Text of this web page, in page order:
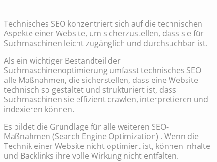
Technisches SEO konzentriert sich auf die technischen
Aspekte einer Website, um sicherzustellen, dass sie für
Suchmaschinen leicht zugänglich und durchsuchbar ist.
Als ein wichtiger Bestandteil der
Suchmaschinenoptimierung umfasst technisches SEO
alle Maßnahmen, die sicherstellen, dass eine Website
technisch so gestaltet und strukturiert ist, dass
Suchmaschinen sie effizient crawlen, interpretieren und
indexieren können.
Es bildet die Grundlage für alle weiteren SEO-
Maßnahmen (Search Engine Optimization) . Wenn die
Technik einer Website nicht optimiert ist, können Inhalte
und Backlinks ihre volle Wirkung nicht entfalten.